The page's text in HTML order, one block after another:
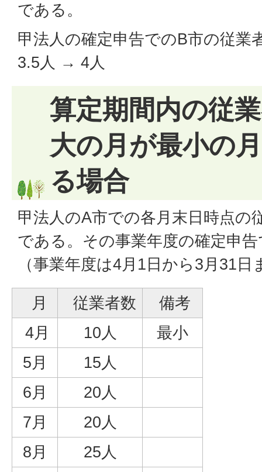
である。
甲法人の確定申告でのB市の従業
3.5人 → 4人
算定期間内の従
大の月が最小の
る場合
甲法人のA市での各月末日時点の
である。その事業年度の確定申
（事業年度は4月1日から3月31日
月 従業者数
備考
4月
10人
最小
5月
15人
6月
20人
7月
20人
8月
25人